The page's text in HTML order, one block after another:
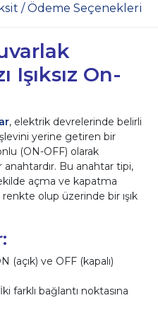
/ Ödeme Seçenekleri
Işıksız On-
, elektrik devrelerinde belirli
yerine getiren bir
(ON-OFF) olarak
anahtardır. Bu anahtar tipi,
açma ve kapatma
olup üzerinde bir ışık
(açık) ve OFF (kapalı)
farklı bağlantı noktasına